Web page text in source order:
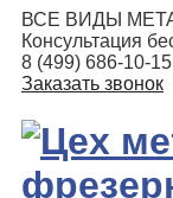
ВСЕ ВИДЫ
Консультация
8 (499) 686-10-15
Заказать звонок